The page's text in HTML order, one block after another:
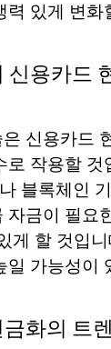
력 있게 변화
신용카드
신용카드
로 작용할 것
블록체인
자금이 필요
게 할 것입
일 가능성이
화의 트